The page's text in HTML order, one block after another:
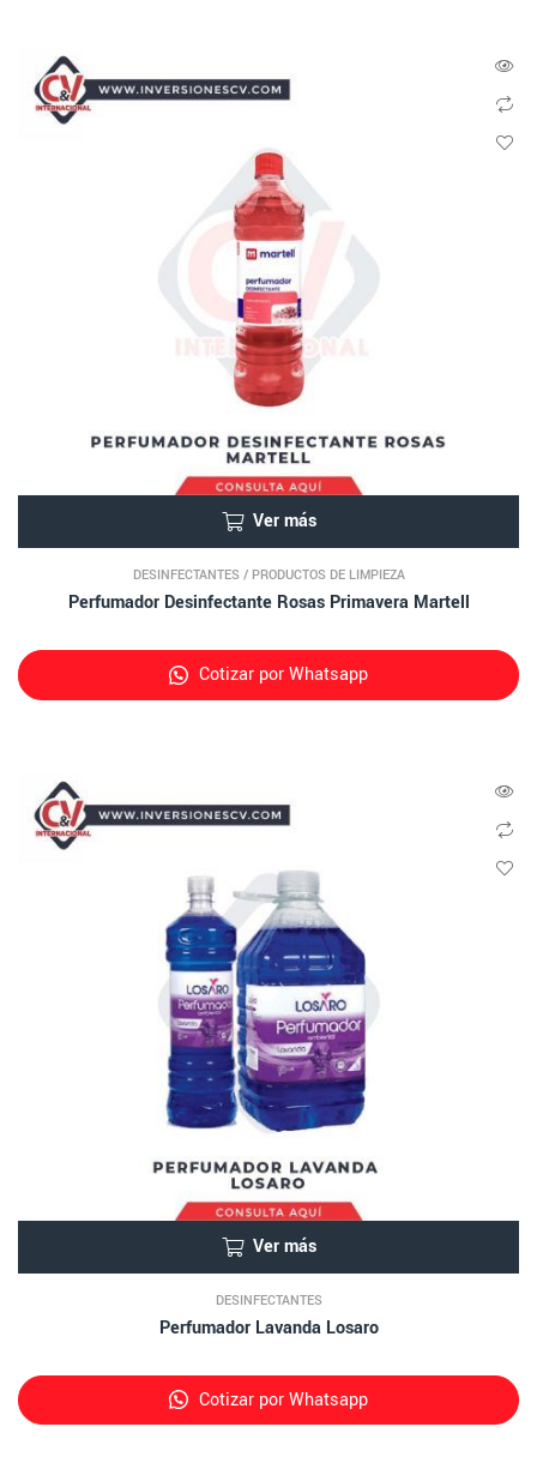
Ver más
DESINFECTANTES / PRODUCTOS DE LIMPIEZA
Perfumador Desinfectante Rosas Primavera Martell
Cotizar por Whatsapp
Ver más
DESINFECTANTES
Perfumador Lavanda Losaro
Cotizar por Whatsapp